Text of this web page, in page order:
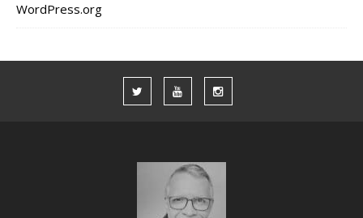
WordPress.org